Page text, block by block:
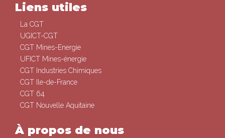
Liens utiles
La CGT
UGICT-CGT
CGT Mines-Energie
UFICT Mines-énergie
CGT Industries Chimiques
CGT Ile-de-France
CGT 64
CGT Nouvelle Aquitaine
À propos de nous